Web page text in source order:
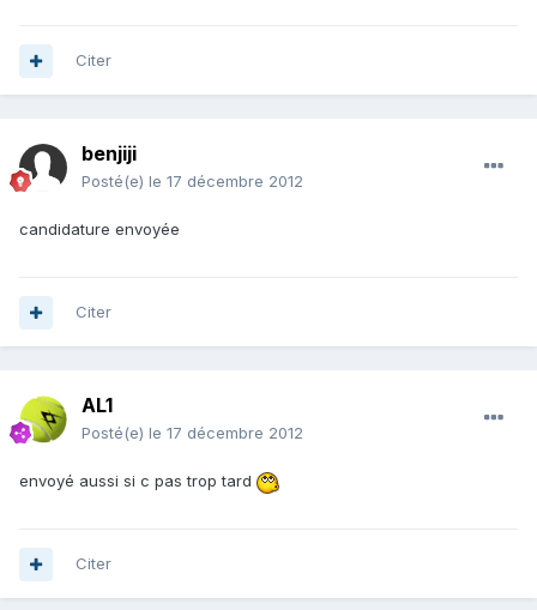
Citer
benjiji
Posté(e) le 17 décembre 2012
candidature envoyée
Citer
AL1
Posté(e) le 17 décembre 2012
envoyé aussi si c pas trop tard
Citer